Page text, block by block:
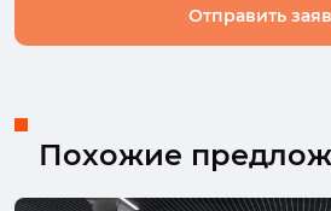
Отправить
Похожие